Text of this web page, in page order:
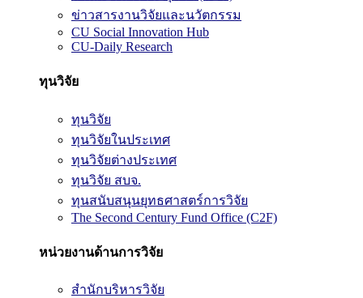
ข่าวสารงานวิจัยและนวัตกรรม
CU Social Innovation Hub
CU-Daily Research
ทุนวิจัย
ทุนวิจัย
ทุนวิจัยในประเทศ
ทุนวิจัยต่างประเทศ
ทุนวิจัย สบจ.
ทุนสนับสนุนยุทธศาสตร์การวิจัย
The Second Century Fund Office (C2F)
หน่วยงานด้านการวิจัย
สำนักบริหารวิจัย